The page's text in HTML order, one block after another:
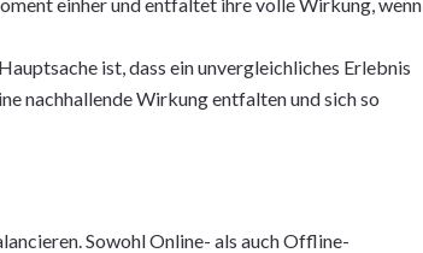
ist, dass ein unvergleichliches Erlebnis
nachhallende Wirkung entfalten und sich so
Sowohl Online- als auch Offline-